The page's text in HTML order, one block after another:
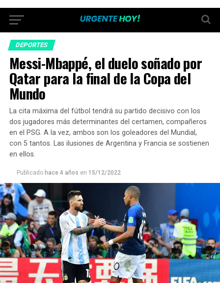
DEPORTES
Messi-Mbappé, el duelo soñado por
Qatar para la final de la Copa del
Mundo
La cita máxima del fútbol tendrá su partido decisivo con los
dos jugadores más determinantes del certamen, compañeros
en el PSG. A la vez, ambos son los goleadores del Mundial,
con 5 tantos. Las ilusiones de Argentina y Francia se sostienen
en ellos.
Publicado hace 4 años en 15/12/2022